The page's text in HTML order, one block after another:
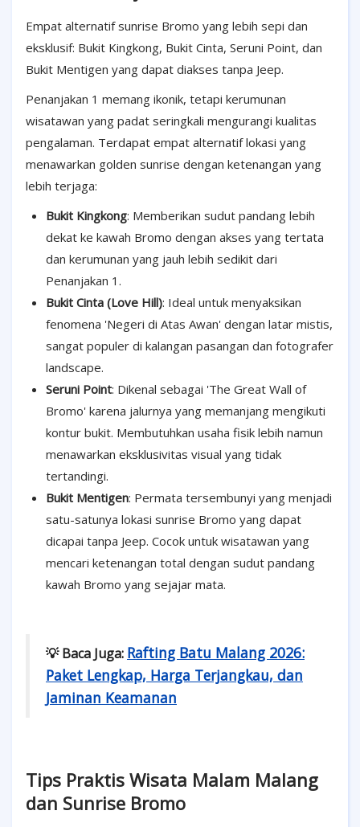
Empat alternatif sunrise Bromo yang lebih sepi dan
eksklusif: Bukit Kingkong, Bukit Cinta, Seruni Point, dan
Bukit Mentigen yang dapat diakses tanpa Jeep.
Penanjakan 1 memang ikonik, tetapi kerumunan
wisatawan yang padat seringkali mengurangi kualitas
pengalaman. Terdapat empat alternatif lokasi yang
menawarkan golden sunrise dengan ketenangan yang
lebih terjaga:
Bukit Kingkong: Memberikan sudut pandang lebih
dekat ke kawah Bromo dengan akses yang tertata
dan kerumunan yang jauh lebih sedikit dari
Penanjakan 1.
Bukit Cinta (Love Hill): Ideal untuk menyaksikan
fenomena 'Negeri di Atas Awan' dengan latar mistis,
sangat populer di kalangan pasangan dan fotografer
landscape.
Seruni Point: Dikenal sebagai 'The Great Wall of
Bromo' karena jalurnya yang memanjang mengikuti
kontur bukit. Membutuhkan usaha fisik lebih namun
menawarkan eksklusivitas visual yang tidak
tertandingi.
Bukit Mentigen: Permata tersembunyi yang menjadi
satu-satunya lokasi sunrise Bromo yang dapat
dicapai tanpa Jeep. Cocok untuk wisatawan yang
mencari ketenangan total dengan sudut pandang
kawah Bromo yang sejajar mata.
💡 Baca Juga: Rafting Batu Malang 2026:
Paket Lengkap, Harga Terjangkau, dan
Jaminan Keamanan
Tips Praktis Wisata Malam Malang
dan Sunrise Bromo